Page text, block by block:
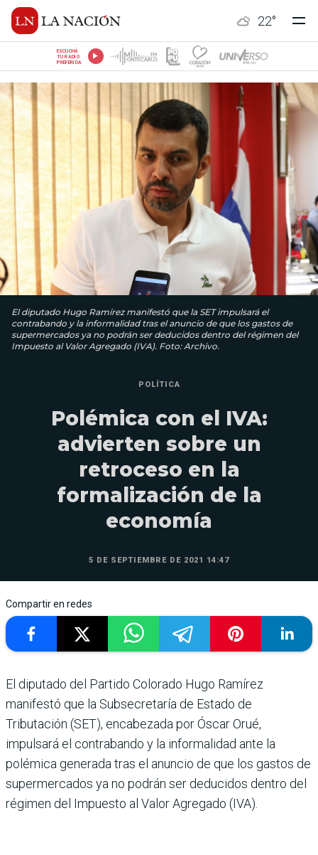
22°
ESCUCHÁ
TU RADIO
PREFERIDA
El diputado Hugo Ramírez manifestó que la SET impulsará el
contrabando y la informalidad tras el anuncio de que los gastos de
supermercados ya no podrán ser deducidos dentro del régimen del
Impuesto al Valor Agregado (IVA). Foto: Archivo.
POLÍTICA
Polémica con el IVA:
advierten sobre un
retroceso en la
formalización de la
economía
5 DE SEPTIEMBRE DE 2021 14:47
Compartir en redes
El diputado del Partido Colorado Hugo Ramírez
manifestó que la Subsecretaría de Estado de
Tributación (SET), encabezada por Óscar Orué,
impulsará el contrabando y la informalidad ante la
polémica generada tras el anuncio de que los gastos de
supermercados ya no podrán ser deducidos dentro del
régimen del Impuesto al Valor Agregado (IVA).